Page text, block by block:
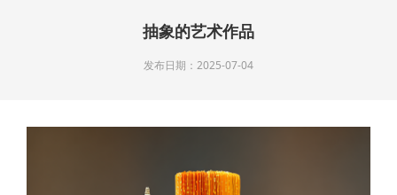
抽象的艺术作品
发布日期：2025-07-04